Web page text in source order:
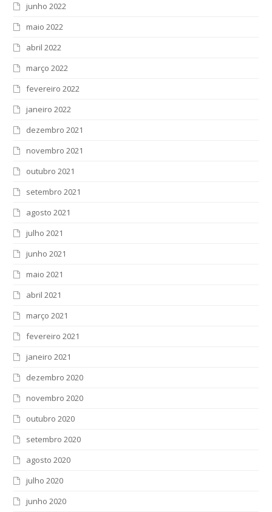
junho 2022
maio 2022
abril 2022
março 2022
fevereiro 2022
janeiro 2022
dezembro 2021
novembro 2021
outubro 2021
setembro 2021
agosto 2021
julho 2021
junho 2021
maio 2021
abril 2021
março 2021
fevereiro 2021
janeiro 2021
dezembro 2020
novembro 2020
outubro 2020
setembro 2020
agosto 2020
julho 2020
junho 2020